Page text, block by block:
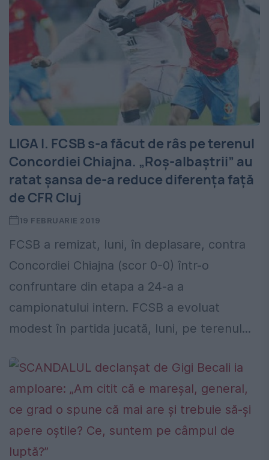
LIGA I. FCSB s-a făcut de râs pe terenul
Concordiei Chiajna. „Roș-albaștrii” au
ratat șansa de-a reduce diferența față
de CFR Cluj
19 FEBRUARIE 2019
FCSB a remizat, luni, în deplasare, contra
Concordiei Chiajna (scor 0-0) într-o
confruntare din etapa a 24-a a
campionatului intern. FCSB a evoluat
modest în partida jucată, luni, pe terenul...